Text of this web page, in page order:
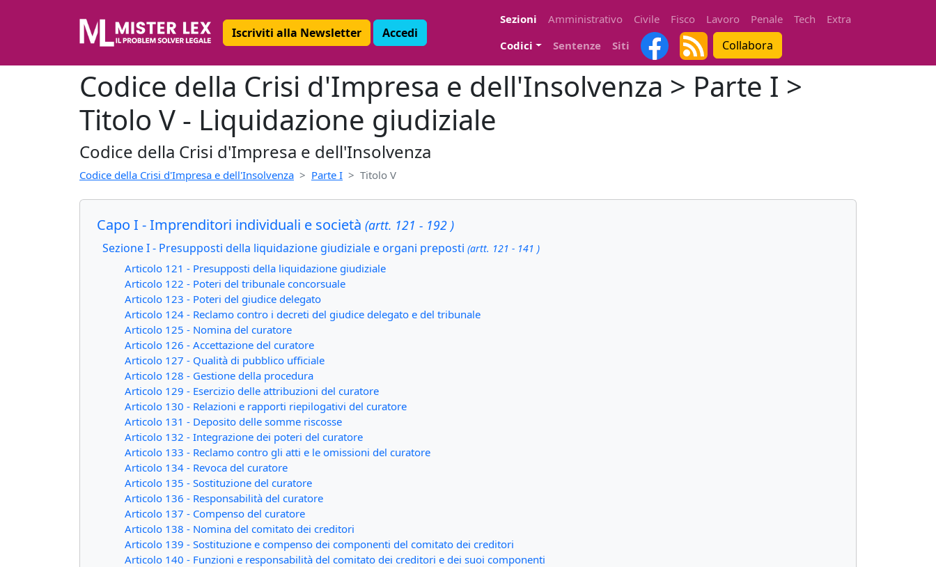
Iscriviti alla Newsletter Accedi
Sezioni Amministrativo Civile Fisco Lavoro Penale Tech
Extra
Codici
Sentenze Siti Collabora
Codice della Crisi d'Impresa e dell'Insolvenza > Parte I >
Titolo V - Liquidazione giudiziale
Codice della Crisi d'Impresa e dell'Insolvenza
Codice della Crisi d'Impresa e dell'Insolvenza Parte I Titolo V
Capo I - Imprenditori individuali e società (artt. 121 - 192 )
Sezione I - Presupposti della liquidazione giudiziale e organi preposti (artt. 121 - 141 )
Articolo 121 - Presupposti della liquidazione giudiziale
Articolo 122 - Poteri del tribunale concorsuale
Articolo 123 - Poteri del giudice delegato
Articolo 124 - Reclamo contro i decreti del giudice delegato e del tribunale
Articolo 125 - Nomina del curatore
Articolo 126 - Accettazione del curatore
Articolo 127 - Qualità di pubblico ufficiale
Articolo 128 - Gestione della procedura
Articolo 129 - Esercizio delle attribuzioni del curatore
Articolo 130 - Relazioni e rapporti riepilogativi del curatore
Articolo 131 - Deposito delle somme riscosse
Articolo 132 - Integrazione dei poteri del curatore
Articolo 133 - Reclamo contro gli atti e le omissioni del curatore
Articolo 134 - Revoca del curatore
Articolo 135 - Sostituzione del curatore
Articolo 136 - Responsabilità del curatore
Articolo 137 - Compenso del curatore
Articolo 138 - Nomina del comitato dei creditori
Articolo 139 - Sostituzione e compenso dei componenti del comitato dei creditori
Articolo 140 - Funzioni e responsabilità del comitato dei creditori e dei suoi componenti